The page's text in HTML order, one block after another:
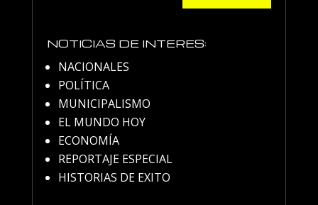
NOTICIAS DE INTERES:
NACIONALES
POLÍTICA
MUNICIPALISMO
EL MUNDO HOY
ECONOMÍA
REPORTAJE ESPECIAL
HISTORIAS DE EXITO